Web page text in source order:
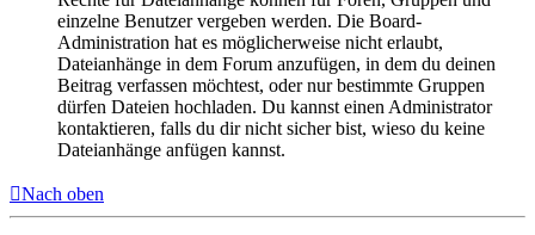
einzelne Benutzer vergeben werden. Die Board-
Administration hat es möglicherweise nicht erlaubt,
Dateianhänge in dem Forum anzufügen, in dem du deinen
Beitrag verfassen möchtest, oder nur bestimmte Gruppen
dürfen Dateien hochladen. Du kannst einen Administrator
kontaktieren, falls du dir nicht sicher bist, wieso du keine
Dateianhänge anfügen kannst.
Nach oben